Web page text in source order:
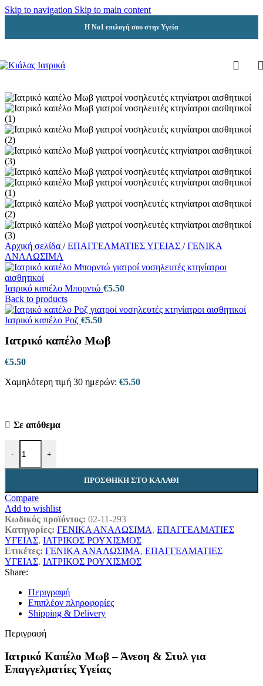
Skip to navigation Skip to main content
Η Νο1 επιλογή σου στην Υγεία
Αρχική σελίδα / ΕΠΑΓΓΕΛΜΑΤΙΕΣ ΥΓΕΙΑΣ / ΓΕΝΙΚΑ
ΑΝΑΛΩΣΙΜΑ
Ιατρικό καπέλο Μπορντώ €5.50
Back to products
Ιατρικό καπέλο Ροζ €5.50
Ιατρικό καπέλο Μωβ
€5.50
Χαμηλότερη τιμή 30 ημερών: €5.50
Σε απόθεμα
-
Ιατρικό καπέλο Μωβ ποσότητα
+
ΠΡΟΣΘΉΚΗ ΣΤΟ ΚΑΛΆΘΙ
Compare
Add to wishlist
Κωδικός προϊόντος: 02-11-293
Κατηγορίες: ΓΕΝΙΚΑ ΑΝΑΛΩΣΙΜΑ, ΕΠΑΓΓΕΛΜΑΤΙΕΣ
ΥΓΕΙΑΣ, ΙΑΤΡΙΚΟΣ ΡΟΥΧΙΣΜΟΣ
Ετικέτες: ΓΕΝΙΚΑ ΑΝΑΛΩΣΙΜΑ, ΕΠΑΓΓΕΛΜΑΤΙΕΣ
ΥΓΕΙΑΣ, ΙΑΤΡΙΚΟΣ ΡΟΥΧΙΣΜΟΣ
Share:
Περιγραφή
Επιπλέον πληροφορίες
Shipping & Delivery
Περιγραφή
Ιατρικό Καπέλο Μωβ – Άνεση & Στυλ για
Επαγγελματίες Υγείας